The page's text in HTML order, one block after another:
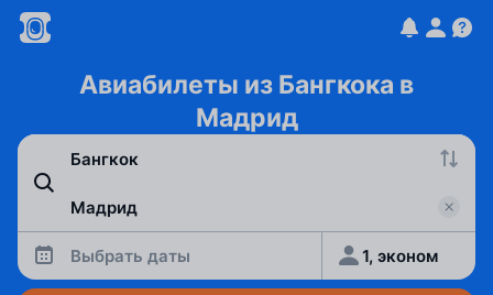
Авиабилеты из Бангкока в
Мадрид
Выбрать даты 1, эконом